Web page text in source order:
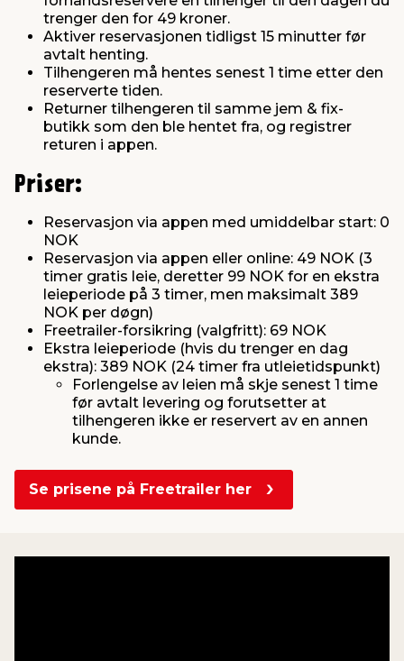
trenger den for 49 kroner.
Aktiver reservasjonen tidligst 15 minutter før
avtalt henting.
Tilhengeren må hentes senest 1 time etter den
reserverte tiden.
Returner tilhengeren til samme jem & fix-
butikk som den ble hentet fra, og registrer
returen i appen.
Priser:
Reservasjon via appen med umiddelbar start: 0
NOK
Reservasjon via appen eller online: 49 NOK (3
timer gratis leie, deretter 99 NOK for en ekstra
leieperiode på 3 timer, men maksimalt 389
NOK per døgn)
Freetrailer-forsikring (valgfritt): 69 NOK
Ekstra leieperiode (hvis du trenger en dag
ekstra): 389 NOK (24 timer fra utleietidspunkt)
Forlengelse av leien må skje senest 1 time
før avtalt levering og forutsetter at
tilhengeren ikke er reservert av en annen
kunde.
Se prisene på Freetrailer her